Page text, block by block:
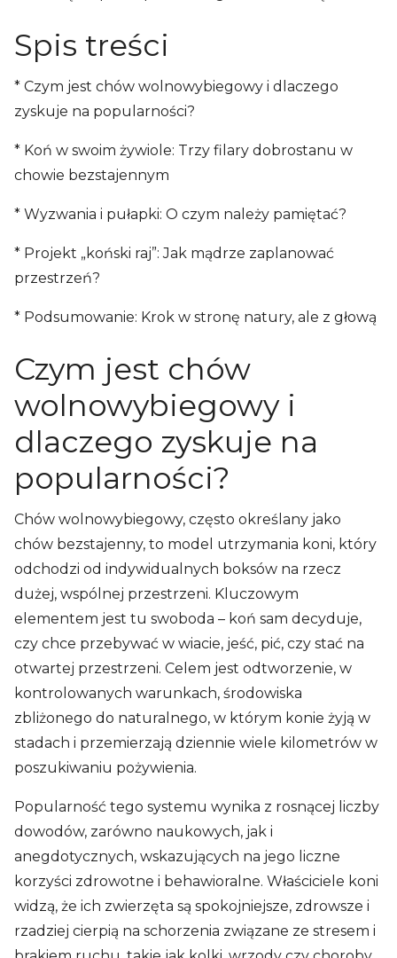
Spis treści
* Czym jest chów wolnowybiegowy i dlaczego
zyskuje na popularności?
* Koń w swoim żywiole: Trzy filary dobrostanu w
chowie bezstajennym
* Wyzwania i pułapki: O czym należy pamiętać?
* Projekt „koński raj”: Jak mądrze zaplanować
przestrzeń?
* Podsumowanie: Krok w stronę natury, ale z głową
Czym jest chów
wolnowybiegowy i
dlaczego zyskuje na
popularności?
Chów wolnowybiegowy, często określany jako
chów bezstajenny, to model utrzymania koni, który
odchodzi od indywidualnych boksów na rzecz
dużej, wspólnej przestrzeni. Kluczowym
elementem jest tu swoboda – koń sam decyduje,
czy chce przebywać w wiacie, jeść, pić, czy stać na
otwartej przestrzeni. Celem jest odtworzenie, w
kontrolowanych warunkach, środowiska
zbliżonego do naturalnego, w którym konie żyją w
stadach i przemierzają dziennie wiele kilometrów w
poszukiwaniu pożywienia.
Popularność tego systemu wynika z rosnącej liczby
dowodów, zarówno naukowych, jak i
anegdotycznych, wskazujących na jego liczne
korzyści zdrowotne i behawioralne. Właściciele koni
widzą, że ich zwierzęta są spokojniejsze, zdrowsze i
rzadziej cierpią na schorzenia związane ze stresem i